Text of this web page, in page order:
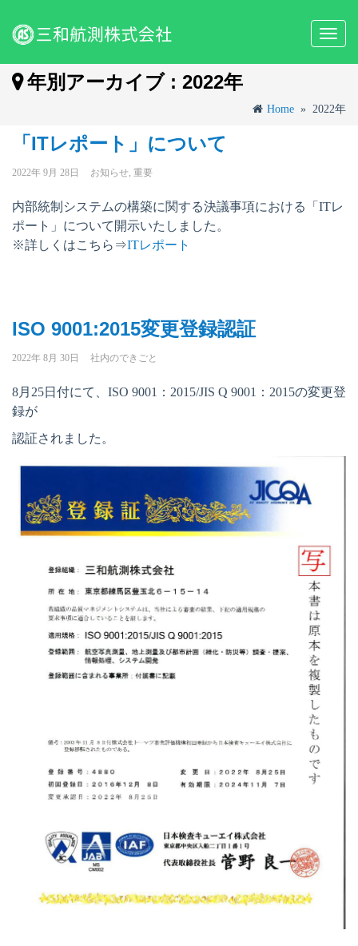
年別アーカイブ : 2022年
Home » 2022年
「ITレポート」について
2022年 9月 28日 お知らせ, 重要
内部統制システムの構築に関する決議事項における「ITレ
ポート」について開示いたしました。
※詳しくはこちら⇒ITレポート
ISO 9001:2015変更登録認証
2022年 8月 30日 社内のできごと
8月25日付にて、ISO 9001：2015/JIS Q 9001：2015の変更登
録が
認証されました。